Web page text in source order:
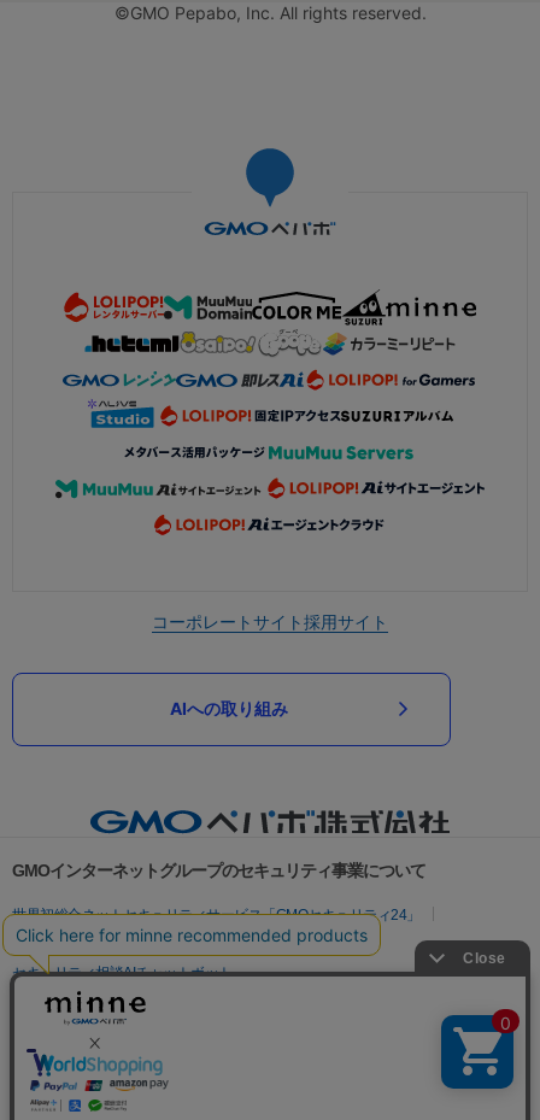
©GMO Pepabo, Inc. All rights reserved.
コーポレートサイト採用サイト
AIへの取り組み
GMOインターネットグループのセキュリティ事業について
世界初総合ネットセキュリティサービス「GMOセキュリティ24」
パスワード漏洩診断
Webサイトリスク診断
セキュリティ相談AIチャットボット
実在証明・盗聴対策
サイバー攻撃対策（GMO Flatt Security）
セキュリティ事業の軌跡